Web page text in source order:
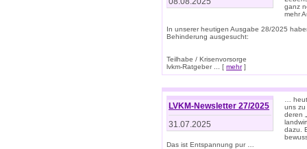
ganz
mehr
In unserer heutigen Ausgabe 28/2025
Behinderung ausgesucht:
Teilhabe / Krisenvorsorge
lvkm-Ratgeber ... [ mehr]
LVKM-Newsletter 27/2025
31.07.2025
…
uns zu
deren
dazu.
Das ist Entspannung pur …